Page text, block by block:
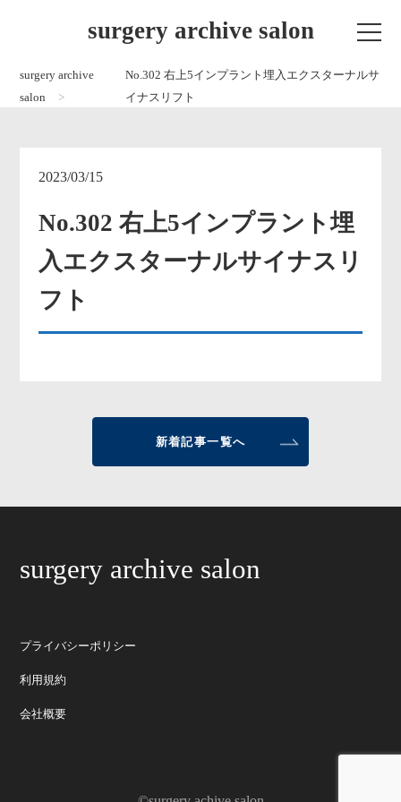
surgery archive salon
surgery archive
salon
No.302 右上5インプラント埋入エクスターナルサ
イナスリフト
2023/03/15
No.302 右上5インプラント埋
入エクスターナルサイナスリ
フト
新着記事一覧へ
surgery archive salon
プライバシーポリシー
利用規約
会社概要